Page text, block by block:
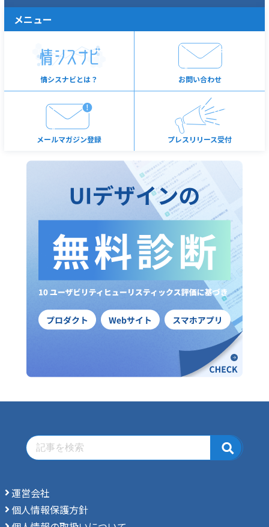
メニュー
情シスナビとは？ お問い合わせ
メールマガジン登録 プレスリリース受付
運営会社
個人情報保護方針